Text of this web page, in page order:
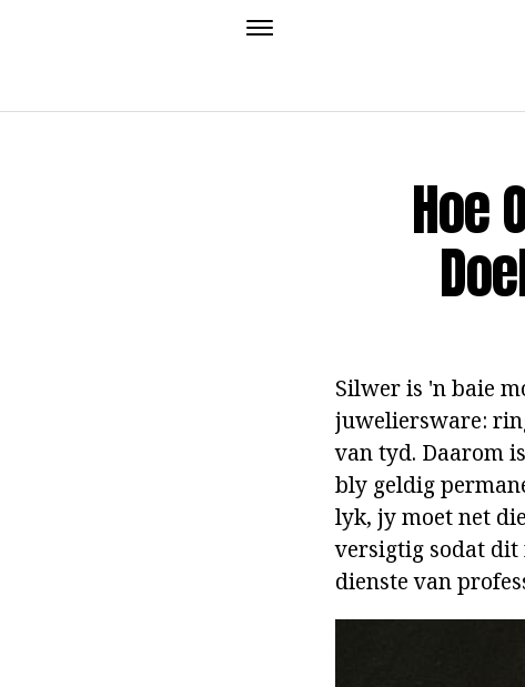
Hoe
Silwer is 'n baie
juweliersware:
van tyd. Daarom
bly geldig
lyk, jy moet net
versigtig sodat
dienste van